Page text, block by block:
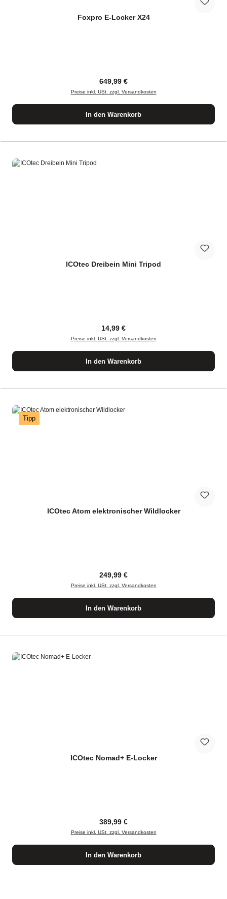
Foxpro E-Locker X24
Regulärer Preis:
649,99 €
Preise inkl. USt. zzgl. Versandkosten
In den Warenkorb
ICOtec Dreibein Mini Tripod
Regulärer Preis:
14,99 €
Preise inkl. USt. zzgl. Versandkosten
In den Warenkorb
Tipp
ICOtec Atom elektronischer Wildlocker
Regulärer Preis:
249,99 €
Preise inkl. USt. zzgl. Versandkosten
In den Warenkorb
ICOtec Nomad+ E-Locker
Regulärer Preis:
389,99 €
Preise inkl. USt. zzgl. Versandkosten
In den Warenkorb